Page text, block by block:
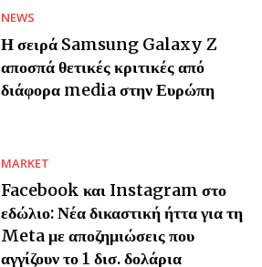
NEWS
Η σειρά Samsung Galaxy Z
αποσπά θετικές κριτικές από
διάφορα media στην Ευρώπη
MARKET
Facebook και Instagram στο
εδώλιο: Νέα δικαστική ήττα για τη
Meta με αποζημιώσεις που
αγγίζουν το 1 δισ. δολάρια